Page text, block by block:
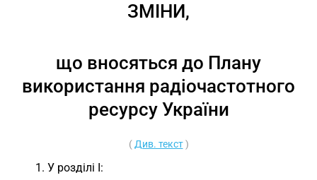
ЗМІНИ,
що вносяться до Плану
використання радіочастотного
ресурсу України
( Див. текст)
1. У розділі I: